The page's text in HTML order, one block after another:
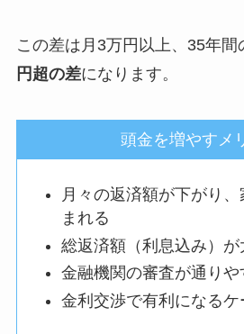
この差は月3万円以上、35年間
円超の差になります。
頭金を増やすメ
月々の返済額が下がり
まれる
総返済額（利息込み）が
金融機関の審査が通りや
金利交渉で有利になるケ